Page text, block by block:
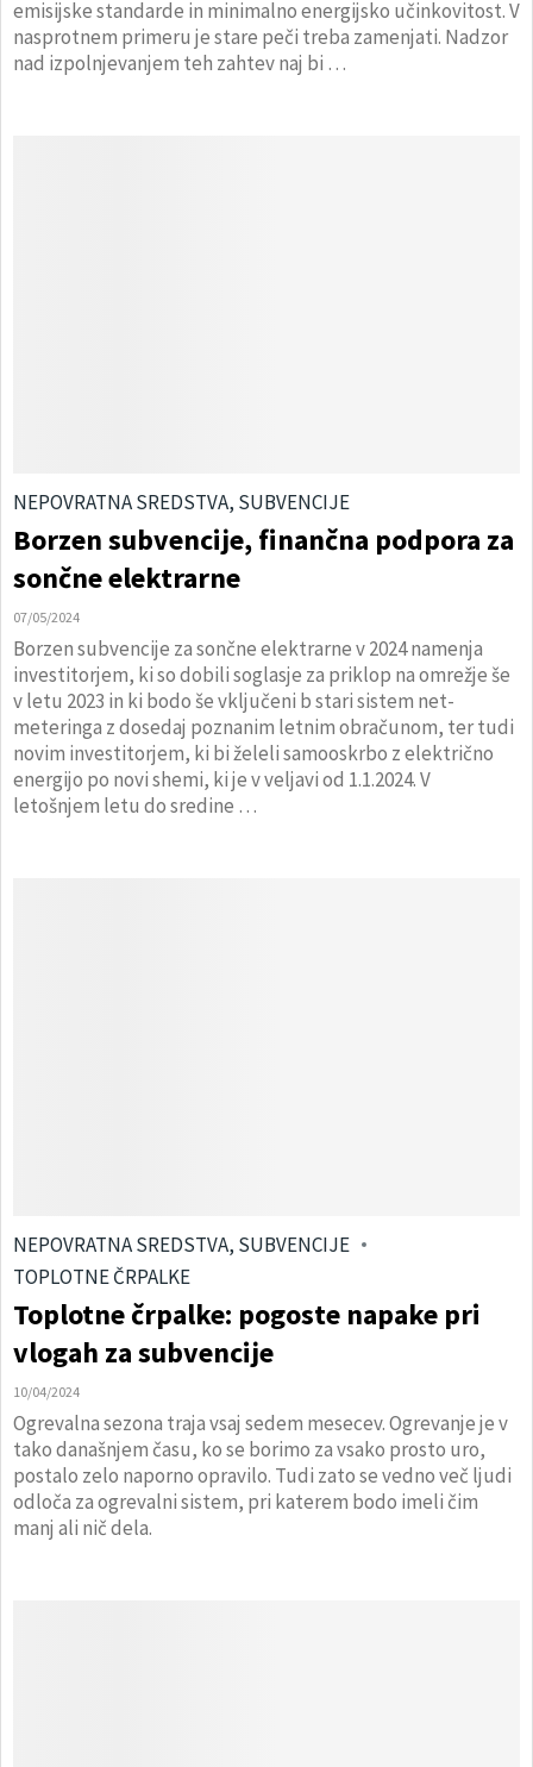
emisijske standarde in minimalno energijsko učinkovitost. V
nasprotnem primeru je stare peči treba zamenjati. Nadzor
nad izpolnjevanjem teh zahtev naj bi …
NEPOVRATNA SREDSTVA, SUBVENCIJE
Borzen subvencije, finančna podpora za
sončne elektrarne
07/05/2024
Borzen subvencije za sončne elektrarne v 2024 namenja
investitorjem, ki so dobili soglasje za priklop na omrežje še
v letu 2023 in ki bodo še vključeni b stari sistem net-
meteringa z dosedaj poznanim letnim obračunom, ter tudi
novim investitorjem, ki bi želeli samooskrbo z električno
energijo po novi shemi, ki je v veljavi od 1.1.2024. V
letošnjem letu do sredine …
NEPOVRATNA SREDSTVA, SUBVENCIJE
TOPLOTNE ČRPALKE
Toplotne črpalke: pogoste napake pri
vlogah za subvencije
10/04/2024
Ogrevalna sezona traja vsaj sedem mesecev. Ogrevanje je v
tako današnjem času, ko se borimo za vsako prosto uro,
postalo zelo naporno opravilo. Tudi zato se vedno več ljudi
odloča za ogrevalni sistem, pri katerem bodo imeli čim
manj ali nič dela.